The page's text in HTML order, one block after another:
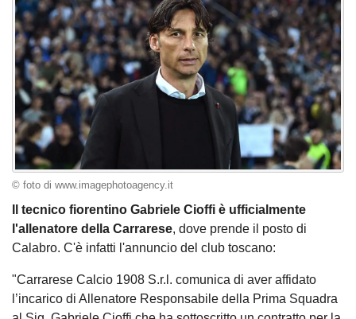
© foto di www.imagephotoagency.it
Il tecnico fiorentino Gabriele Cioffi è ufficialmente
l'allenatore della Carrarese, dove prende il posto di
Calabro. C'è infatti l'annuncio del club toscano:
"Carrarese Calcio 1908 S.r.l. comunica di aver affidato
l’incarico di Allenatore Responsabile della Prima Squadra